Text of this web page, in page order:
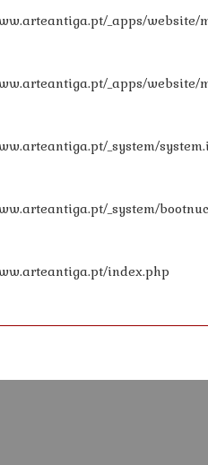
_apps/website/
_apps/website/
_system/
_system/
index.php